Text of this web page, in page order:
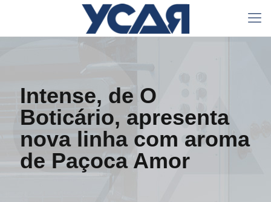
Intense, de O
Boticário, apresenta
nova linha com aroma
de Paçoca Amor